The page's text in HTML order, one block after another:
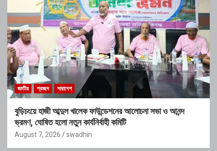
জাতীয় প্রচ্ছদ সারাদেশ
বুড়িচংয়ে হাজী আব্দুল খালেক ফাউন্ডেশনের আলোচনা সভা ও আনন্দ
ভ্রমণ, ঘোষিত হলো নতুন কার্যনির্বাহী কমিটি
August 7, 2026 swadhin